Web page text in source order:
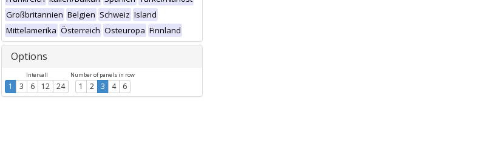
Großbritannien Belgien Schweiz Island
Mittelamerika Österreich Osteuropa Finnland
Options
Intervall
1 3 6 12 24
Number of panels in row
1 2 3 4 6